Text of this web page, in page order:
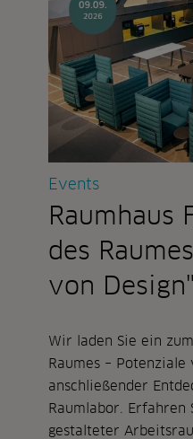
Events
Raumhaus
des
von Design"
Wir laden Sie ein
Raumes – Potenziale
anschließender
Raumlabor.
gestalteter